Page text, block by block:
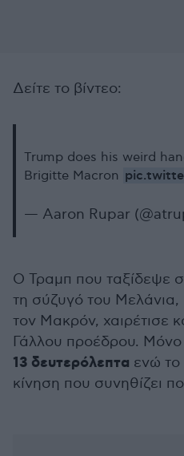
Δείτε το βίντεο:
Trump does his weird
Brigitte Macron
— Aaron Rupar
Ο Τραμπ που ταξίδεψε
τη σύζυγό του Μελάνια,
τον Μακρόν, χαιρέτισε
Γάλλου προέδρου.
13 δευτερόλεπτα ενώ το
κίνηση που συνηθίζει